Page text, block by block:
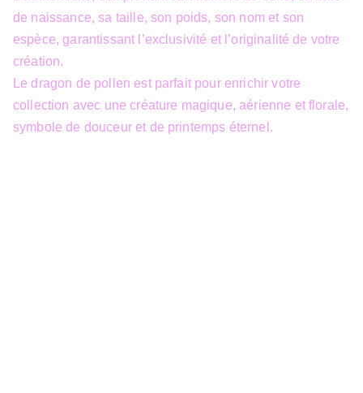
de naissance, sa taille, son poids, son nom et son
espèce, garantissant l’exclusivité et l’originalité de votre
création.
Le dragon de pollen est parfait pour enrichir votre
collection avec une créature magique, aérienne et florale,
symbole de douceur et de printemps éternel.